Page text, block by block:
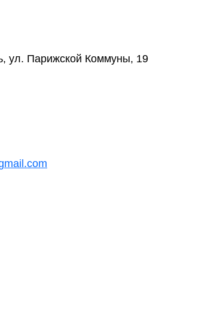
ул. Парижской Коммуны, 19